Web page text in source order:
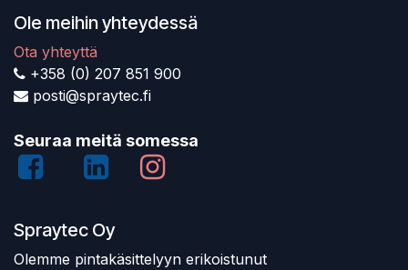
Ole meihin yhteydessä
Ota yhteyttä
+358 (0) 207 851 900
posti@spraytec.fi
Seuraa meitä somessa
Spraytec Oy
Olemme pintakäsittelyyn erikoistunut